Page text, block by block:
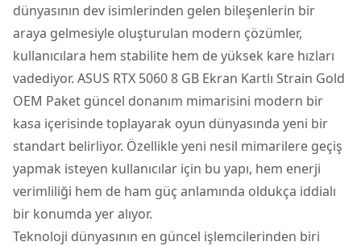
dünyasının dev isimlerinden gelen bileşenlerin bir
araya gelmesiyle oluşturulan modern çözümler,
kullanıcılara hem stabilite hem de yüksek kare hızları
vadediyor. ASUS RTX 5060 8 GB Ekran Kartlı Strain Gold
OEM Paket güncel donanım mimarisini modern bir
kasa içerisinde toplayarak oyun dünyasında yeni bir
standart belirliyor. Özellikle yeni nesil mimarilere geçiş
yapmak isteyen kullanıcılar için bu yapı, hem enerji
verimliliği hem de ham güç anlamında oldukça iddialı
bir konumda yer alıyor.
Teknoloji dünyasının en güncel işlemcilerinden biri